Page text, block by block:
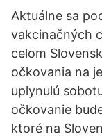
Aktuálne sa
vakcinačných
celom
očkovania na
uplynulú
očkovanie
ktoré na